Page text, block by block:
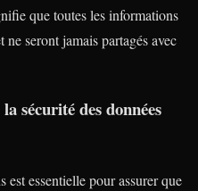
que toutes les informations
seront jamais partagés avec
sécurité des données
essentielle pour assurer que